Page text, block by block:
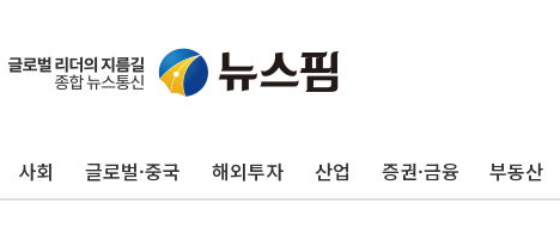
사회 글로벌·중국 해외투자 산업 증권·금융 부동산
동해중부 전 해상 풍랑주의보…10일까지 최대 3.5m 높은 물결
연일 폭염에 온열질환 사망 23명…정부, 비상대응기구 가동
인제 용대리 계곡서 수위 상승으로 피서객 7명 고립…전원 구조
동해시, 11~14일 '별똥별 멍' 운영…페르세우스 유성우 관측